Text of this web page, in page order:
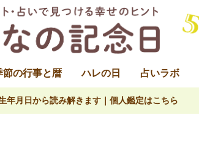
節の行事と暦 ハレの日 占いラボ
年月日から読み解きます｜個人鑑定はこちら